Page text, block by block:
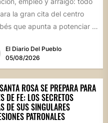
la gran cita del centro
que apunta a potenciar el
El Diario Del Pueblo
05/08/2026
ROSA SE PREPARA PARA
DE FE: LOS SECRETOS
DE SUS SINGULARES
PATRONALES